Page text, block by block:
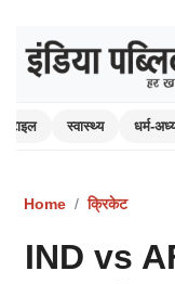
स्वास्थ्य धर्म-
Home क्रिकेट
IND vs